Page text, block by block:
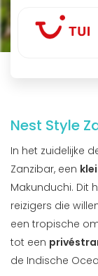
Nest Style
In het zuidelijke
Zanzibar, een
Makunduchi. Dit
reizigers die
een tropische
tot een
de Indische